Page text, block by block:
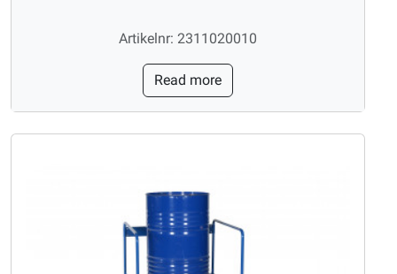
Artikelnr: 2311020010
Read more